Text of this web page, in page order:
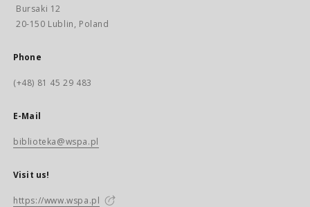
Bursaki 12
20-150 Lublin, Poland
Phone
(+48) 81 45 29 483
E-Mail
biblioteka@wspa.pl
Visit us!
https://www.wspa.pl